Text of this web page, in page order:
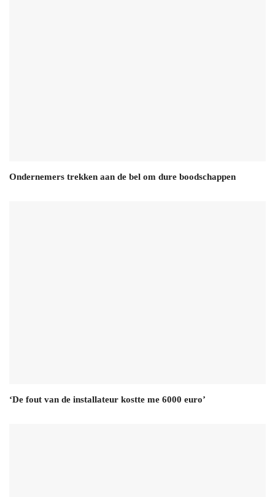
Ondernemers trekken aan de bel om dure boodschappen
‘De fout van de installateur kostte me 6000 euro’